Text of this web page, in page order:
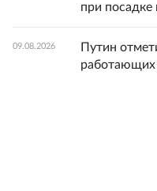
при посадке
09.08.2026
Путин
работающих